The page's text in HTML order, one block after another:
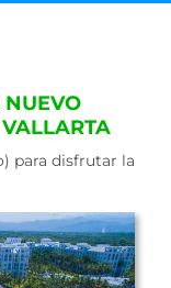
NUEVO
para disfrutar la